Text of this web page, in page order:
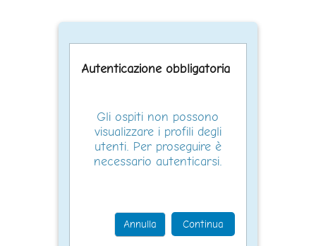
Autenticazione obbligatoria
Gli ospiti non possono
visualizzare i profili degli
utenti. Per proseguire è
necessario autenticarsi.
Annulla Continua